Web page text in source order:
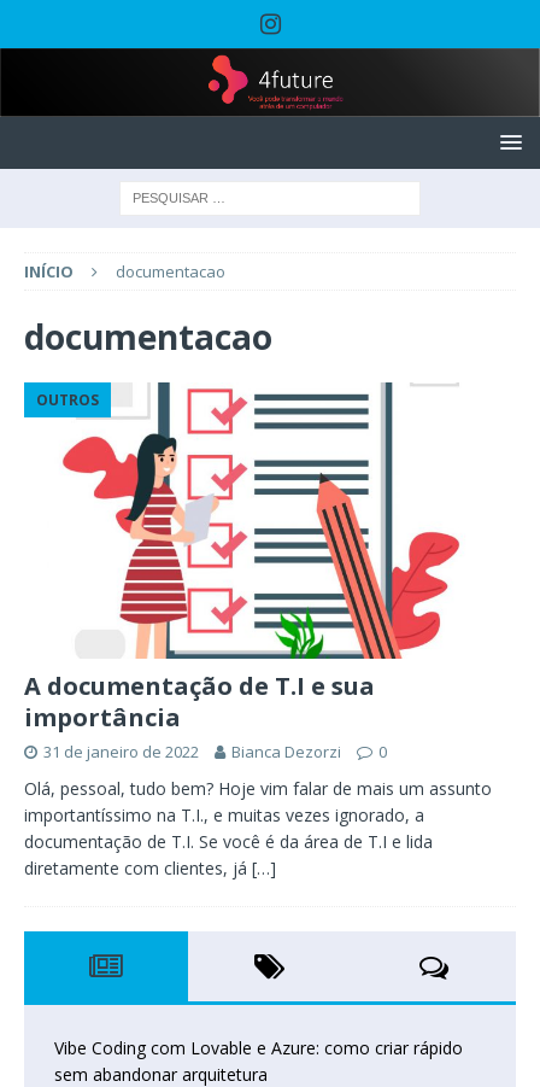
INÍCIO documentacao
documentacao
OUTROS
A documentação de T.I e sua
importância
31 de janeiro de 2022 Bianca Dezorzi 0
Olá, pessoal, tudo bem? Hoje vim falar de mais um assunto
importantíssimo na T.I., e muitas vezes ignorado, a
documentação de T.I. Se você é da área de T.I e lida
diretamente com clientes, já […]
Vibe Coding com Lovable e Azure: como criar rápido
sem abandonar arquitetura